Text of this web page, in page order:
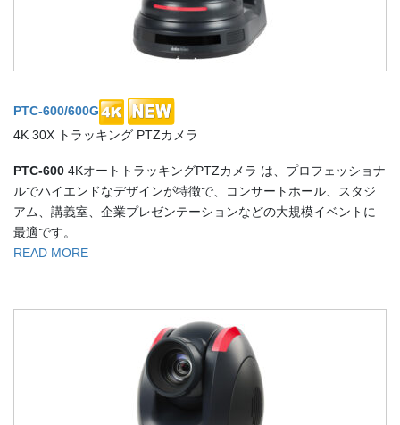
PTC-600/600G
4K 30X トラッキング PTZカメラ
PTC-600 4KオートトラッキングPTZカメラ は、プロフェッショナ
ルでハイエンドなデザインが特徴で、コンサートホール、スタジ
アム、講義室、企業プレゼンテーションなどの大規模イベントに
最適です。
READ MORE